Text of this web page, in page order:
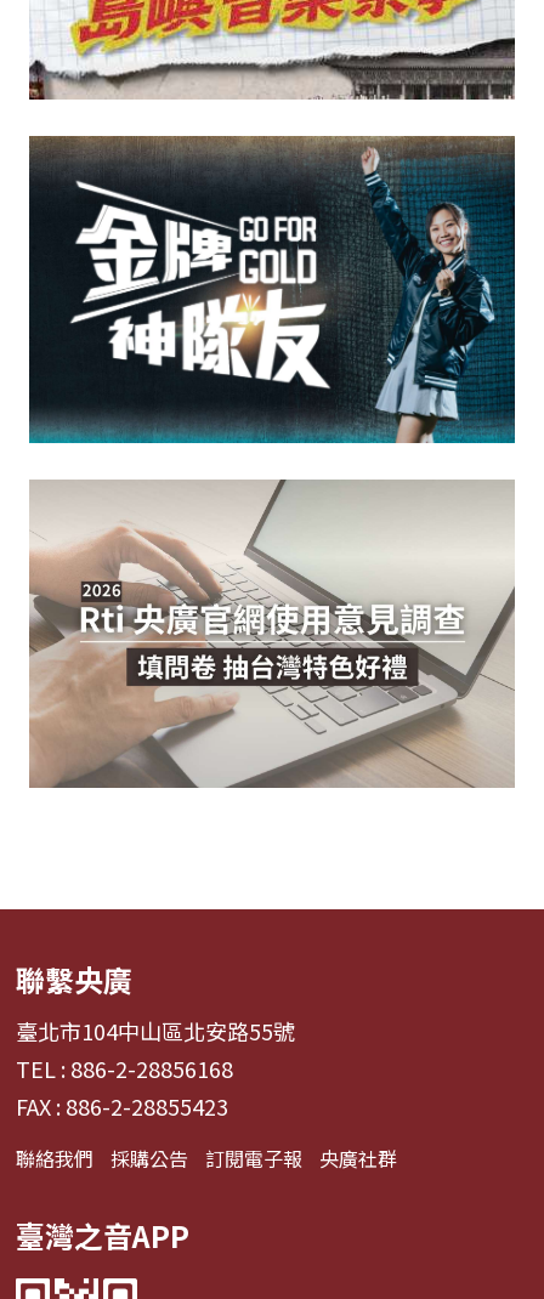
聯繫央廣
臺北市104中山區北安路55號
TEL : 886-2-28856168
FAX : 886-2-28855423
聯絡我們 採購公告 訂閱電子報 央廣社群
臺灣之音APP